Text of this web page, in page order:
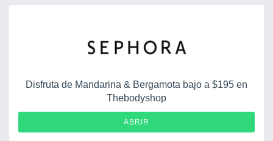
Disfruta de Mandarina & Bergamota bajo a $195 en
Thebodyshop
ABRIR